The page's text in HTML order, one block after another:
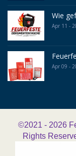
Wie
Apr 11 -
Apr 09 -
©2021 - 2026
Rights